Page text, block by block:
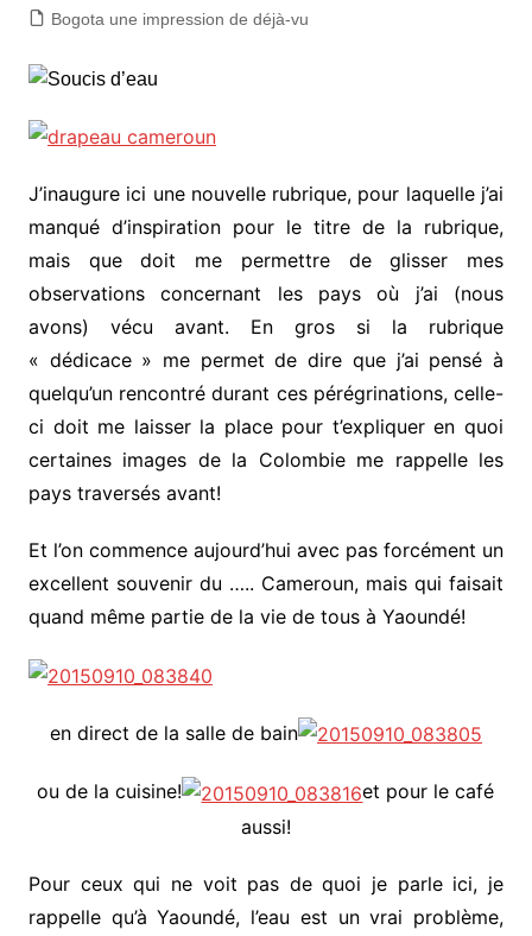
Bogota une impression de déjà-vu
J’inaugure ici une nouvelle rubrique, pour laquelle j’ai
manqué d’inspiration pour le titre de la rubrique,
mais que doit me permettre de glisser mes
observations concernant les pays où j’ai (nous
avons) vécu avant. En gros si la rubrique
« dédicace » me permet de dire que j’ai pensé à
quelqu’un rencontré durant ces pérégrinations, celle-
ci doit me laisser la place pour t’expliquer en quoi
certaines images de la Colombie me rappelle les
pays traversés avant!
Et l’on commence aujourd’hui avec pas forcément un
excellent souvenir du ….. Cameroun, mais qui faisait
quand même partie de la vie de tous à Yaoundé!
en direct de la salle de bain
ou de la cuisine!
et pour le café
aussi!
Pour ceux qui ne voit pas de quoi je parle ici, je
rappelle qu’à Yaoundé, l’eau est un vrai problème,